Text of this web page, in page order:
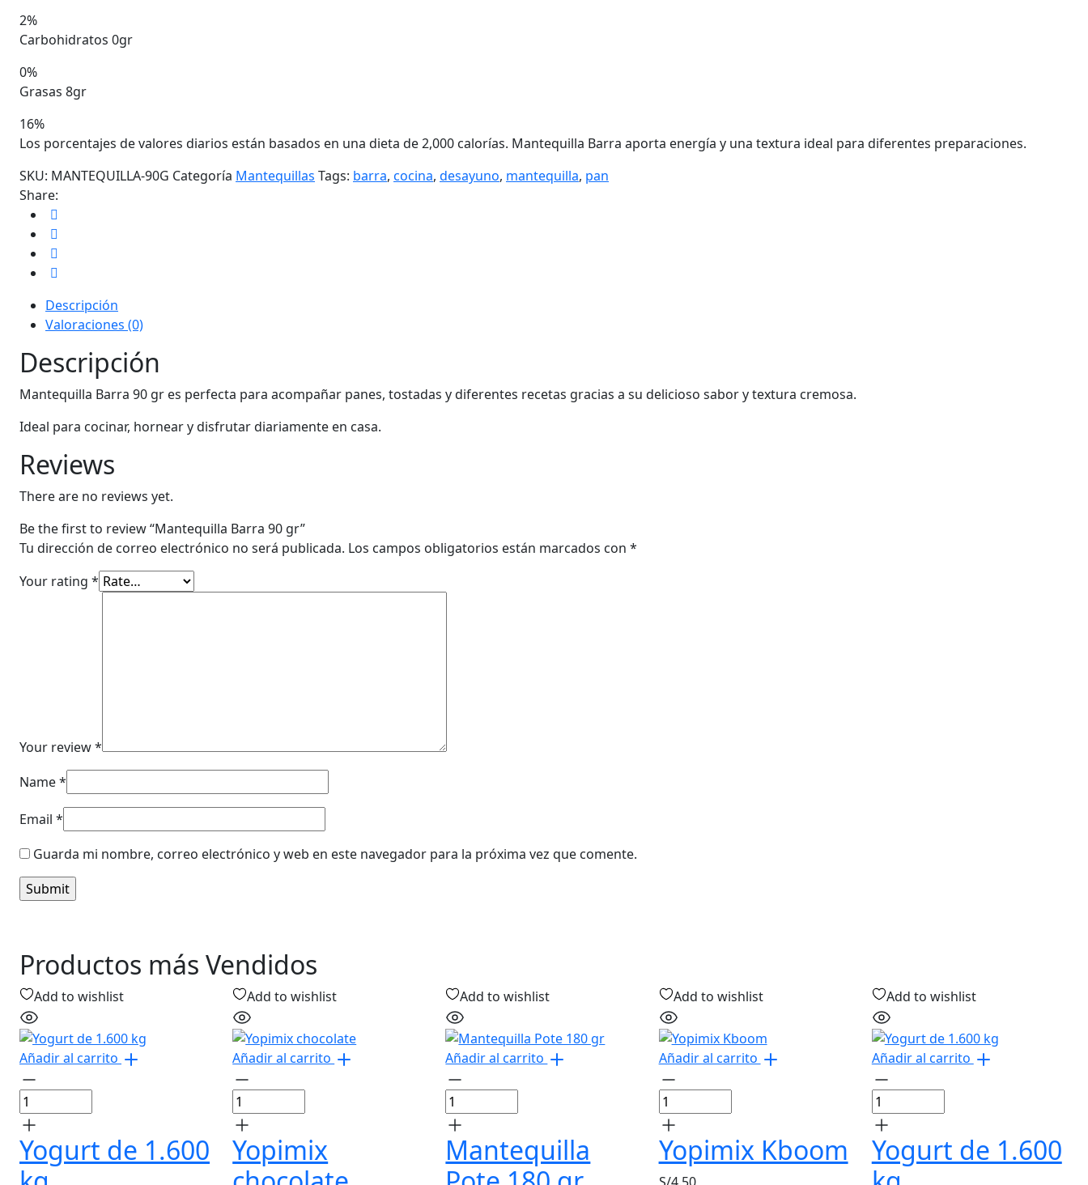
2%
Carbohidratos 0gr
0%
Grasas 8gr
16%
Los porcentajes de valores diarios están basados en una dieta de 2,000 calorías. Mantequilla Barra aporta energía y una textura ideal para diferentes preparaciones.
SKU: MANTEQUILLA-90G Categoría Mantequillas Tags: barra, cocina, desayuno, mantequilla, pan
Share:
Descripción
Valoraciones (0)
Descripción
Mantequilla Barra 90 gr es perfecta para acompañar panes, tostadas y diferentes recetas gracias a su delicioso sabor y textura cremosa.
Ideal para cocinar, hornear y disfrutar diariamente en casa.
Reviews
There are no reviews yet.
Be the first to review “Mantequilla Barra 90 gr”
Tu dirección de correo electrónico no será publicada. Los campos obligatorios están marcados con *
Your rating *
Your review*
Name*
Email *
Guarda mi nombre, correo electrónico y web en este navegador para la próxima vez que comente.
Productos más Vendidos
Add to wishlist
Añadir al carrito
Yogurt de 1.600
Add to wishlist
Añadir al carrito
Yopimix
Add to wishlist
Añadir al carrito
Mantequilla
Add to wishlist
Añadir al carrito
Yopimix Kboom
Add to wishlist
Añadir al carrito
Yogurt de 1.600